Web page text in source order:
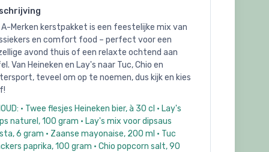
A-Merken kerstpakket is een feestelijke mix van
en comfort food – perfect voor een
avond thuis of een relaxte ochtend aan
Van Heineken en Lay's naar Tuc, Chio en
teveel om op te noemen, dus kijk en kies
• Twee flesjes Heineken bier, à 30 cl • Lay's
naturel, 100 gram • Lay's mix voor dipsaus
6 gram • Zaanse mayonaise, 200 ml • Tuc
paprika, 100 gram • Chio popcorn salt, 90